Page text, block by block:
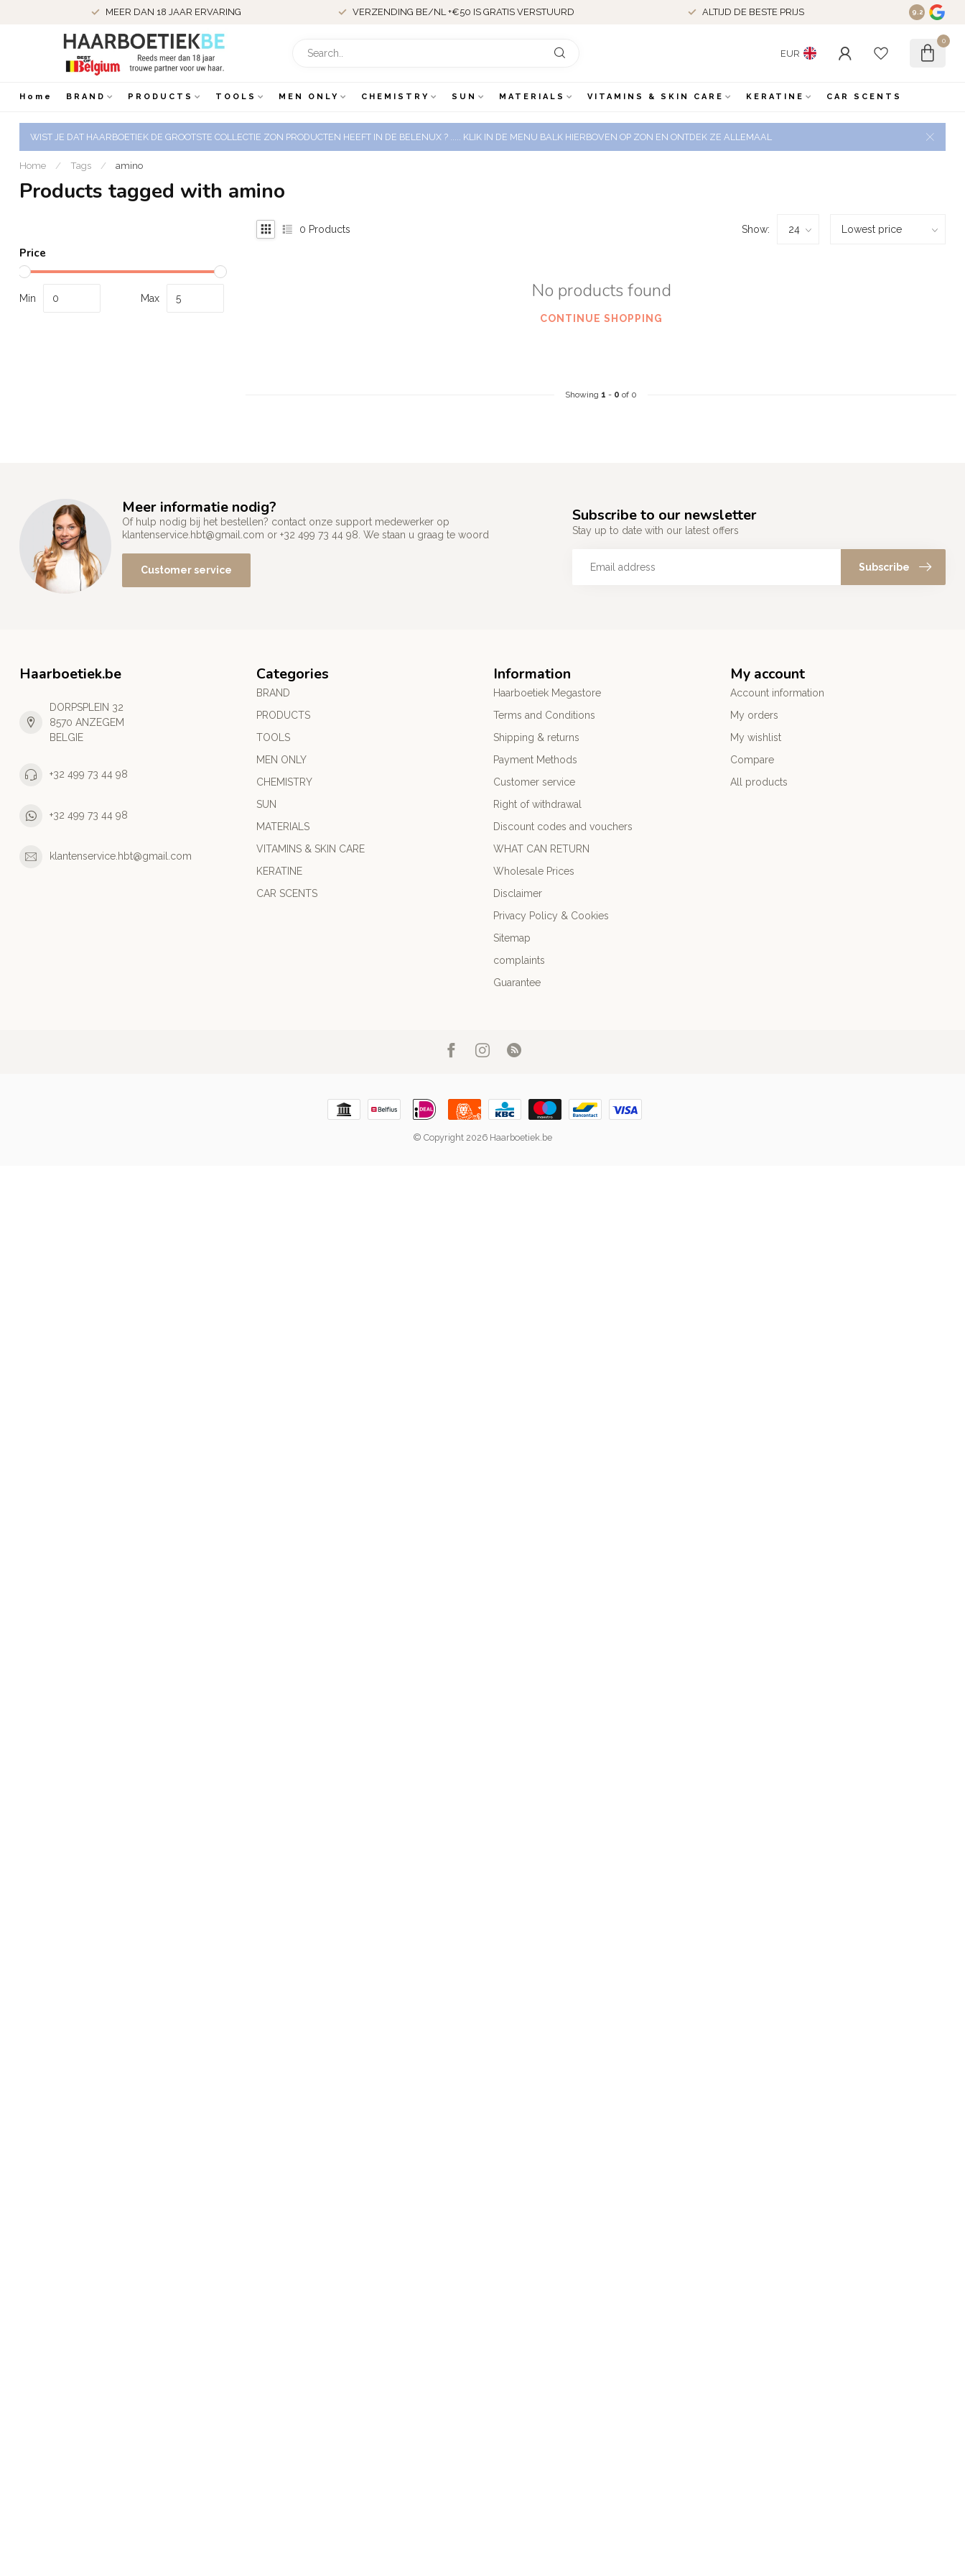
MEER DAN 18 JAAR ERVARING VERZENDING BE/NL +€50 IS GRATIS VERSTUURD ALTIJD DE BESTE PRIJS 9.2
EUR
0
Home BRAND PRODUCTS TOOLS MEN ONLY CHEMISTRY SUN MATERIALS VITAMINS & SKIN CARE KERATINE CAR SCENTS
WIST JE DAT HAARBOETIEK DE GROOTSTE COLLECTIE ZON PRODUCTEN HEEFT IN DE BELENUX ? ..... KLIK IN DE MENU BALK HIERBOVEN OP ZON EN ONTDEK ZE ALLEMAAL
Home / Tags / amino
Products tagged with amino
Price
Min Max
0 Products Show:
No products found
CONTINUE SHOPPING
Showing 1 - 0 of 0
Meer informatie nodig?
Of hulp nodig bij het bestellen? contact onze support medewerker op
klantenservice.hbt@gmail.com or +32 499 73 44 98. We staan u graag te woord
Customer service
Subscribe to our newsletter
Stay up to date with our latest offers
Subscribe
Haarboetiek.be
DORPSPLEIN 32
8570 ANZEGEM
BELGIE
+32 499 73 44 98
+32 499 73 44 98
klantenservice.hbt@gmail.com
Categories
BRAND
PRODUCTS
TOOLS
MEN ONLY
CHEMISTRY
SUN
MATERIALS
VITAMINS & SKIN CARE
KERATINE
CAR SCENTS
Information
Haarboetiek Megastore
Terms and Conditions
Shipping & returns
Payment Methods
Customer service
Right of withdrawal
Discount codes and vouchers
WHAT CAN RETURN
Wholesale Prices
Disclaimer
Privacy Policy & Cookies
Sitemap
complaints
Guarantee
My account
Account information
My orders
My wishlist
Compare
All products
© Copyright 2026 Haarboetiek.be